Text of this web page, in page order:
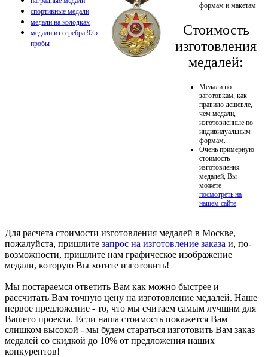
спортивные медали
медали на колодках
медали из серебра 925
пробы
формам и макетам
Стоимость
изготовления
медалей:
Медали по
заготовкам, как
правило дешевле,
чем медали,
изготовленные по
индивидуальным
формам.
Очень примерную
стоимость
изготовления
медалей, Вы
можете
посмотреть на
нашем сайте
Для расчета стоимости изготовления медалей в Москве,
пожалуйста, пришлите запрос на изготовление заказа и, по-
возможности, пришлите нам графическое изображение
медали, которую Вы хотите изготовить!
Мы постараемся ответить Вам как можно быстрее и
рассчитать Вам точную цену на изготовление медалей. Наше
первое предложение - то, что мы считаем самым лучшим для
Вашего проекта. Если наша стоимость покажется Вам
слишком высокой - мы будем стараться изготовить Вам заказ
медалей со скидкой до 10% от предложения наших
конкурентов!